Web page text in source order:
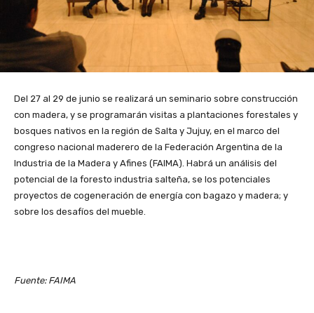
Del 27 al 29 de junio se realizará un seminario sobre construcción
con madera, y se programarán visitas a plantaciones forestales y
bosques nativos en la región de Salta y Jujuy, en el marco del
congreso nacional maderero de la Federación Argentina de la
Industria de la Madera y Afines (FAIMA). Habrá un análisis del
potencial de la foresto industria salteña, se los potenciales
proyectos de cogeneración de energía con bagazo y madera; y
sobre los desafíos del mueble.
Fuente: FAIMA